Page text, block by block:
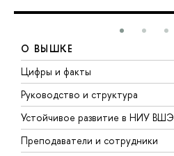
О ВЫШКЕ
Цифры и факты
Руководство и структура
Устойчивое развитие в НИУ ВШЭ
Преподаватели и сотрудники